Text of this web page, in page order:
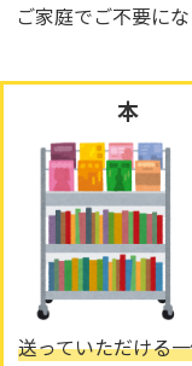
ご家庭でご不要に
本
送っていただける